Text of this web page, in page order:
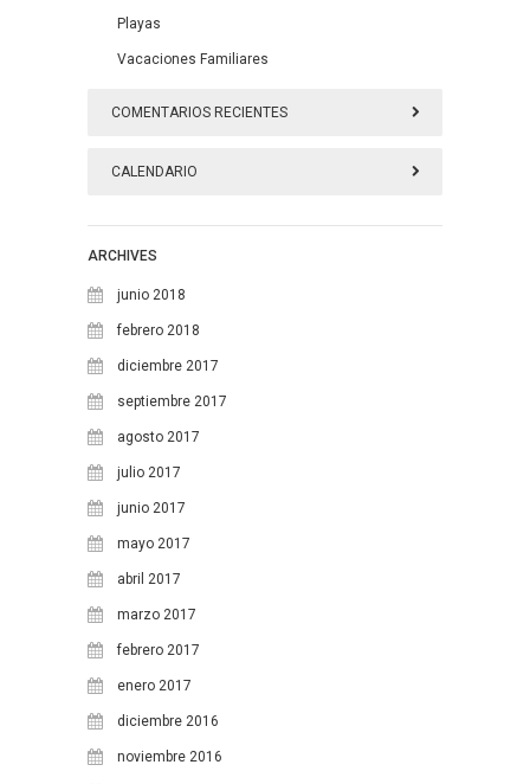
Playas
Vacaciones Familiares
COMENTARIOS RECIENTES
CALENDARIO
3 4 5
10
17 18
24 25
31
ARCHIVES
junio 2018
febrero 2018
diciembre 2017
septiembre 2017
agosto 2017
julio 2017
junio 2017
mayo 2017
abril 2017
marzo 2017
febrero 2017
enero 2017
diciembre 2016
noviembre 2016